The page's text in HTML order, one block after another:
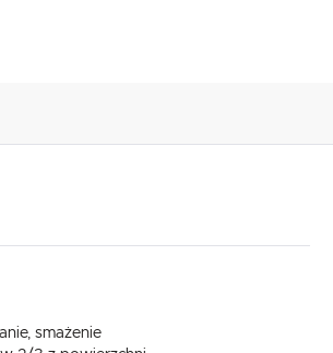
smażenie